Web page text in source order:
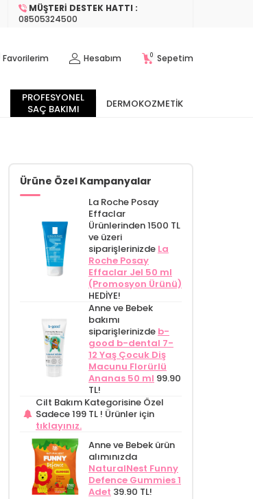
MÜŞTERI DESTEK HATTI :
08505324500
Favorilerim Hesabım 0 Sepetim
PROFESYONEL
SAÇ BAKIMI
DERMOKOZMETIK
Ürüne Özel Kampanyalar
La Roche Posay
Effaclar
Ürünlerinden 1500 TL
ve üzeri
siparişlerinizde La
Roche Posay
Effaclar Jel 50 ml
(Promosyon Ürünü)
HEDİYE!
Anne ve Bebek
bakımı
siparişlerinizde b-
good b-dental 7-
12 Yaş Çocuk Diş
Macunu Florürlü
Ananas 50 ml 99.90
TL!
Cilt Bakım Kategorisine Özel
Sadece 199 TL ! Ürünler için
tıklayınız.
Anne ve Bebek ürün
alımınızda
NaturalNest Funny
Defence Gummies 1
Adet 39.90 TL!